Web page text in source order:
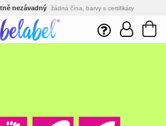
nezávadný žádná čína, barvy s certifikáty
vlastní vývoj, nejnovější technologie
dodání expedujeme do 24h